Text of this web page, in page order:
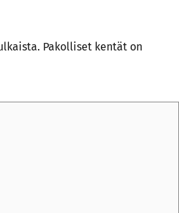
Pakolliset kentät on